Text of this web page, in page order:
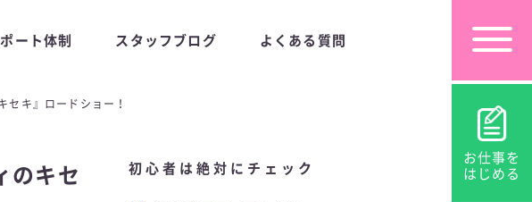
お仕事を
はじめる
ート体制 スタッフブログ よくある質問
キ』ロードショー！
のキセ
初心者は絶対にチェック